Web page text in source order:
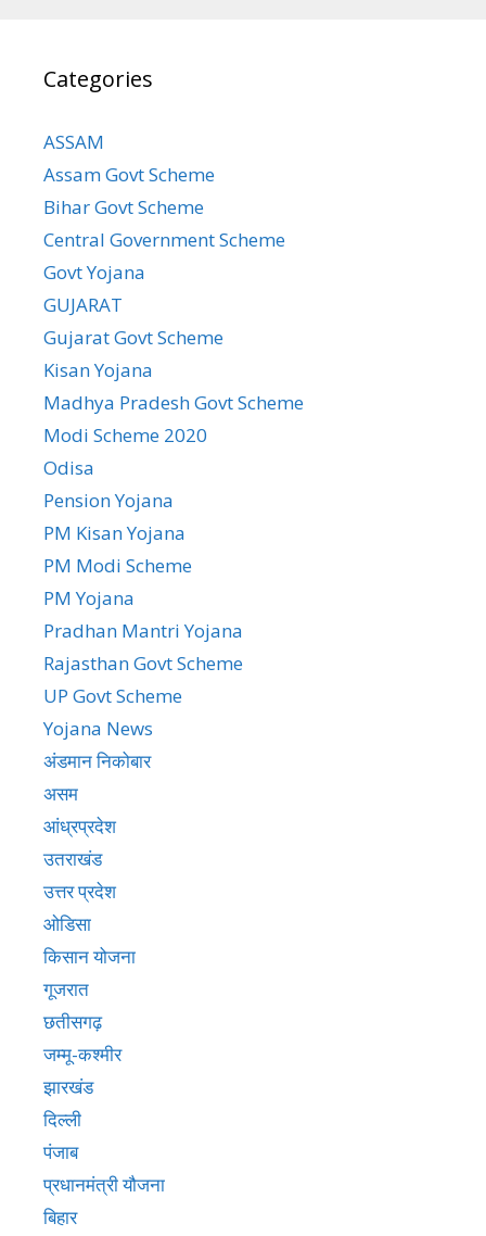
Categories
ASSAM
Assam Govt Scheme
Bihar Govt Scheme
Central Government Scheme
Govt Yojana
GUJARAT
Gujarat Govt Scheme
Kisan Yojana
Madhya Pradesh Govt Scheme
Modi Scheme 2020
Odisa
Pension Yojana
PM Kisan Yojana
PM Modi Scheme
PM Yojana
Pradhan Mantri Yojana
Rajasthan Govt Scheme
UP Govt Scheme
Yojana News
अंडमान निकोबार
असम
आंध्रप्रदेश
उतराखंड
उत्तर प्रदेश
ओडिसा
किसान योजना
गूजरात
छतीसगढ़
जम्मू-कश्मीर
झारखंड
दिल्ली
पंजाब
प्रधानमंत्री यौजना
बिहार